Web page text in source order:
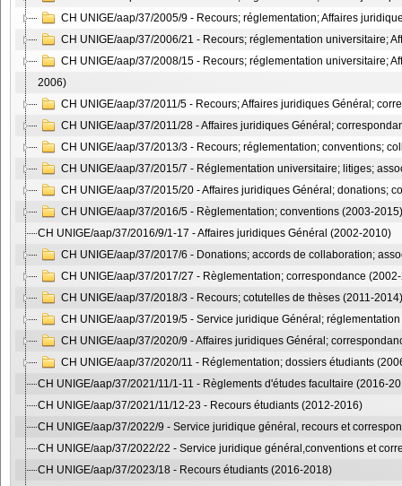
CH UNIGE/aap/37/2005/9 - Recours; réglementation; Affaires
CH UNIGE/aap/37/2006/21 - Recours; réglementation universitaire;
CH UNIGE/aap/37/2008/15 - Recours; réglementation universitaire;
2006)
CH UNIGE/aap/37/2011/5 - Recours; Affaires juridiques Général;
CH UNIGE/aap/37/2011/28 - Affaires juridiques Général;
CH UNIGE/aap/37/2013/3 - Recours; réglementation; conventions;
CH UNIGE/aap/37/2015/7 - Réglementation universitaire; litiges;
CH UNIGE/aap/37/2015/20 - Affaires juridiques Général; donations;
CH UNIGE/aap/37/2016/5 - Règlementation; conventions (2003-2015)
CH UNIGE/aap/37/2016/9/1-17 - Affaires juridiques Général (2002-2010)
CH UNIGE/aap/37/2017/6 - Donations; accords de collaboration;
CH UNIGE/aap/37/2017/27 - Règlementation; correspondance
CH UNIGE/aap/37/2018/3 - Recours; cotutelles de thèses (2011-2014)
CH UNIGE/aap/37/2019/5 - Service juridique Général;
CH UNIGE/aap/37/2020/9 - Affaires juridiques Général;
CH UNIGE/aap/37/2020/11 - Réglementation; dossiers étudiants
CH UNIGE/aap/37/2021/11/1-11 - Règlements d'études facultaire (2016-
CH UNIGE/aap/37/2021/11/12-23 - Recours étudiants (2012-2016)
CH UNIGE/aap/37/2022/9 - Service juridique général, recours et
CH UNIGE/aap/37/2022/22 - Service juridique général,conventions et
CH UNIGE/aap/37/2023/18 - Recours étudiants (2016-2018)